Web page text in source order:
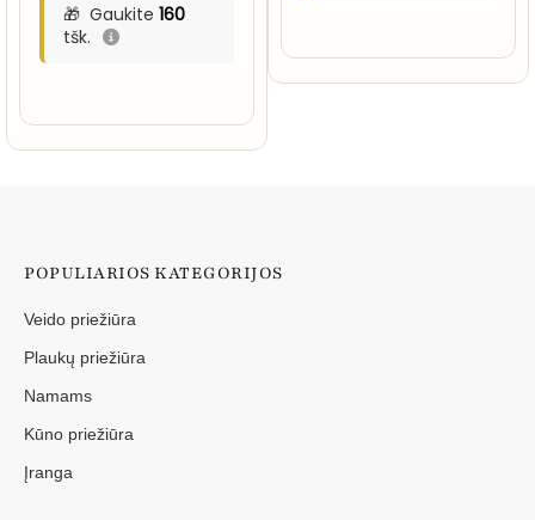
Gaukite 160
tšk.
POPULIARIOS KATEGORIJOS
Veido priežiūra
Plaukų priežiūra
Namams
Kūno priežiūra
Įranga